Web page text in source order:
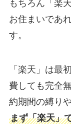
もちろん「楽
お住まいであ
す。
「楽天」は最
費しても完全
約期間の縛り
まず「楽天」